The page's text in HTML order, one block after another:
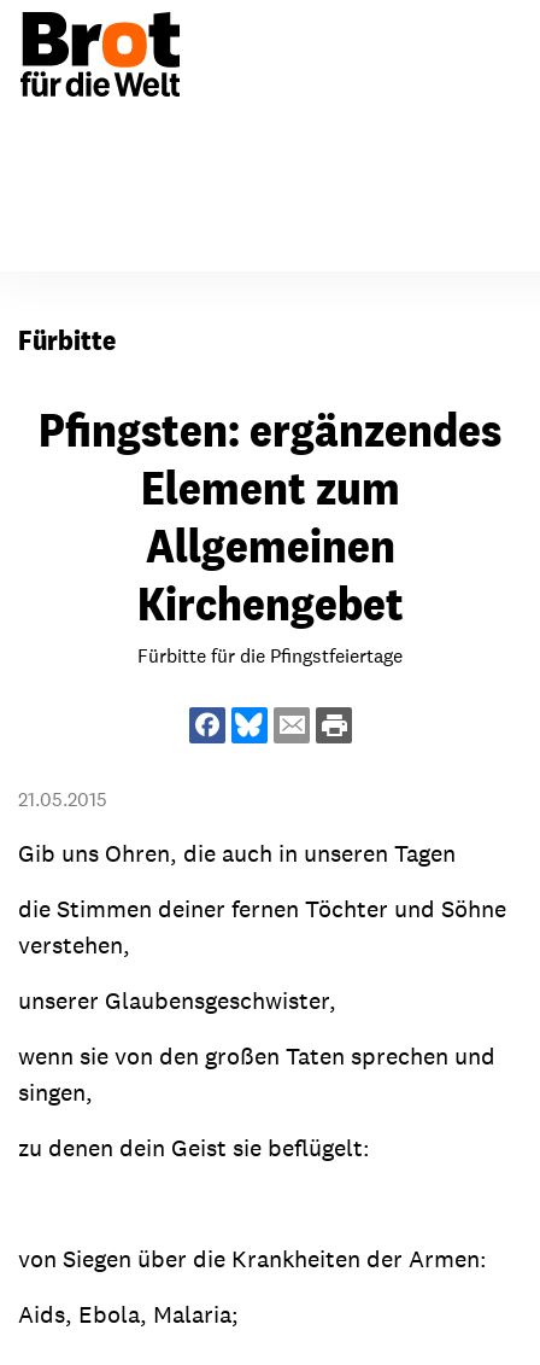
Fürbitte
Pfingsten: ergänzendes
Element zum
Allgemeinen
Kirchengebet
Fürbitte für die Pfingstfeiertage
21.05.2015
Gib uns Ohren, die auch in unseren Tagen
die Stimmen deiner fernen Töchter und Söhne
verstehen,
unserer Glaubensgeschwister,
wenn sie von den großen Taten sprechen und
singen,
zu denen dein Geist sie beflügelt:
von Siegen über die Krankheiten der Armen:
Aids, Ebola, Malaria;